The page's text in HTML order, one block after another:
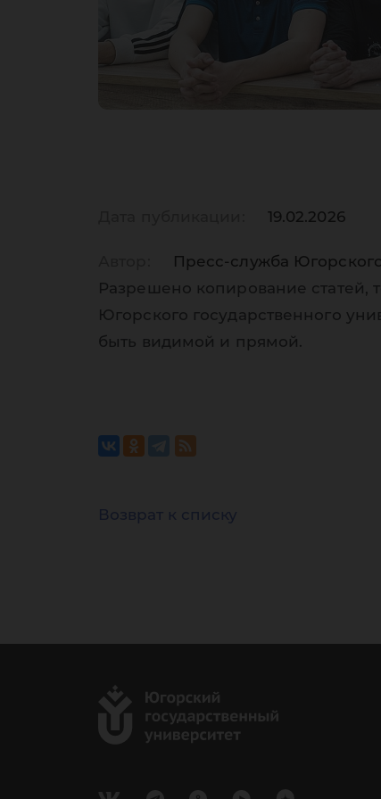
19.02.2026
Пресс-служба
Разрешено копирование статей,
Югорского государственного
быть видимой и прямой.
Возврат к списку